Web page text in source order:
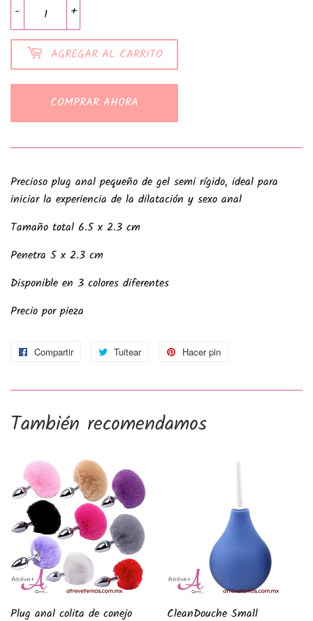
+
-
AGREGAR AL CARRITO
COMPRAR AHORA
Precioso plug anal pequeño de gel semi rígido, ideal para
iniciar la experiencia de la dilatación y sexo anal
Tamaño total 6.5 x 2.3 cm
Penetra 5 x 2.3 cm
Disponible en 3 colores diferentes
Precio por pieza
Compartir
Compartir
Facebook
Tuitear
Tuitear
Twitter
Hacer pin
Pinterest
También recomendamos
Plug anal colita de conejo CleanDouche Small